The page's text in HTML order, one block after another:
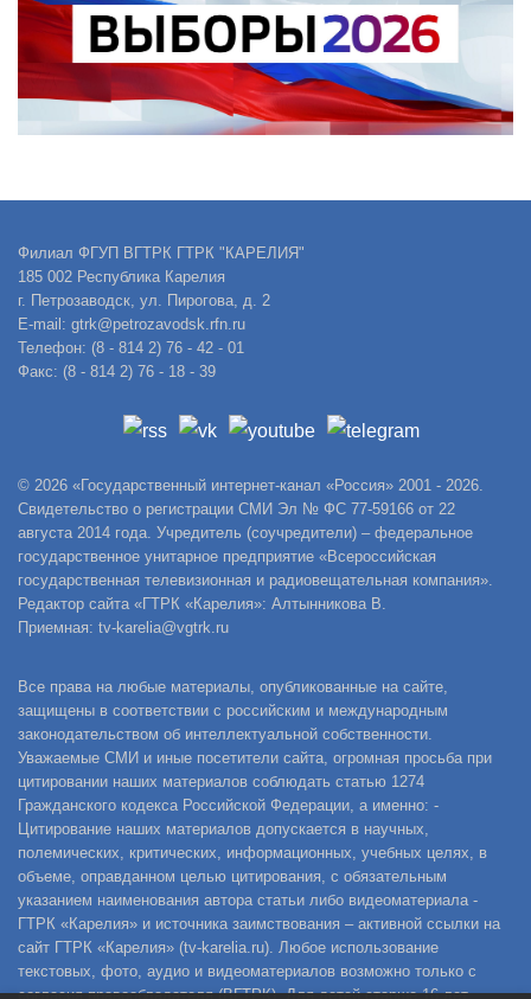
Филиал ФГУП ВГТРК ГТРК "КАРЕЛИЯ"
185 002 Республика Карелия
г. Петрозаводск, ул. Пирогова, д. 2
E-mail: gtrk@petrozavodsk.rfn.ru
Телефон: (8 - 814 2) 76 - 42 - 01
Факс: (8 - 814 2) 76 - 18 - 39
© 2026 «Государственный интернет-канал «Россия» 2001 - 2026.
Свидетельство о регистрации СМИ Эл № ФС 77-59166 от 22
августа 2014 года. Учредитель (соучредители) – федеральное
государственное унитарное предприятие «Всероссийская
государственная телевизионная и радиовещательная компания».
Редактор сайта «ГТРК «Карелия»: Алтынникова В.
Приемная: tv-karelia@vgtrk.ru
Все права на любые материалы, опубликованные на сайте,
защищены в соответствии с российским и международным
законодательством об интеллектуальной собственности.
Уважаемые СМИ и иные посетители сайта, огромная просьба при
цитировании наших материалов соблюдать статью 1274
Гражданского кодекса Российской Федерации, а именно: -
Цитирование наших материалов допускается в научных,
полемических, критических, информационных, учебных целях, в
объеме, оправданном целью цитирования, с обязательным
указанием наименования автора статьи либо видеоматериала -
ГТРК «Карелия» и источника заимствования – активной ссылки на
сайт ГТРК «Карелия» (tv-karelia.ru). Любое использование
текстовых, фото, аудио и видеоматериалов возможно только с
согласия правообладателя (ВГТРК). Для детей старше 16 лет.